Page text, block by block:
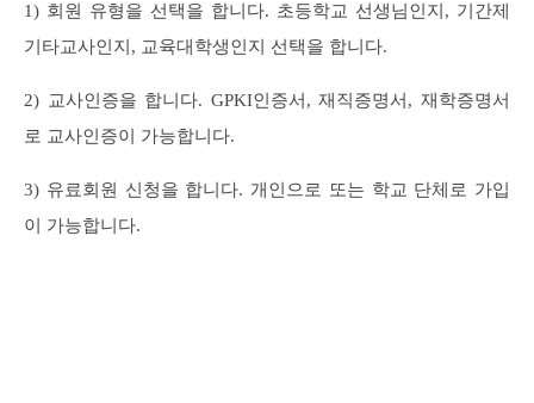
1) 회원 유형을 선택을 합니다. 초등학교 선생님인지, 기간제
기타교사인지, 교육대학생인지 선택을 합니다.
2) 교사인증을 합니다. GPKI인증서, 재직증명서, 재학증명서
로 교사인증이 가능합니다.
3) 유료회원 신청을 합니다. 개인으로 또는 학교 단체로 가입
이 가능합니다.